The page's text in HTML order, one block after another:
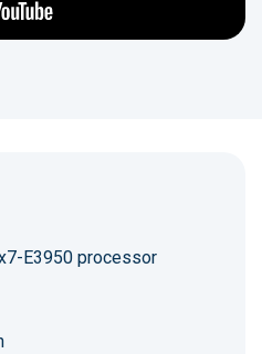
E3950 processor